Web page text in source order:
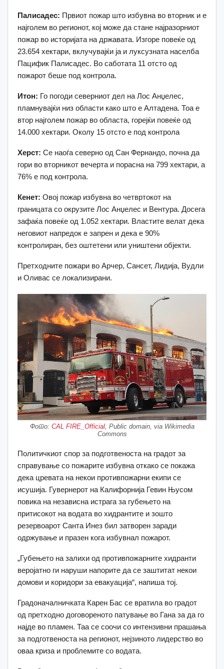
Палисадес: Првиот пожар што избувна во вторник и е
најголем во регионот, кој може да стане најразорниот
пожар во историјата на државата. Изгоре повеќе од
23.654 хектари, вклучувајќи ја и луксузната населба
Пацифик Палисадес. Во саботата 11 отсто од
пожарот беше под контрола.
Итон: Го погоди северниот дел на Лос Анџелес,
пламнувајќи низ области како што е Алтадена. Тоа е
втор најголем пожар во областа, горејќи повеќе од
14.000 хектари. Околу 15 отсто е под контрола
Херст: Се наоѓа северно од Сан Фернандо, почна да
гори во вторникот вечерта и порасна на 799 хектари, а
76% е под контрола.
Кенет: Овој пожар избувна во четвртокот на
границата со окрузите Лос Анџелес и Вентура. Досега
зафаќа повеќе од 1.052 хектари. Властите велат дека
неговиот напредок е запрен и дека е 90%
контролиран, без оштетени или уништени објекти.
Претходните пожари во Арчер, Сансет, Лидија, Вудли
и Оливас се локализирани.
Фото: CAL FIRE_Official, Public domain, via Wikimedia
Commons
Политичкиот спор за подготвеноста на градот за
справување со пожарите избувна откако се покажа
дека цревата на некои противпожарни екипи се
исушија. Гувернерот на Калифорнија Гевин Њусом
повика на независна истрага за губењето на
притисокот на водата во хидрантите и зошто
резервоарот Санта Инез бил затворен заради
одржување и празен кога избувнал пожарот.
„Губењето на залихи од противпожарните хидранти
веројатно ги наруши напорите да се заштитат некои
домови и коридори за евакуација“, напиша тој.
Градоначалничката Карен Бас се вратила во градот
од претходно договореното патување во Гана за да го
најде во пламен. Таа се соочи со интензивни прашања
за подготвеноста на регионот, нејзиното лидерство во
оваа криза и проблемите со водата.